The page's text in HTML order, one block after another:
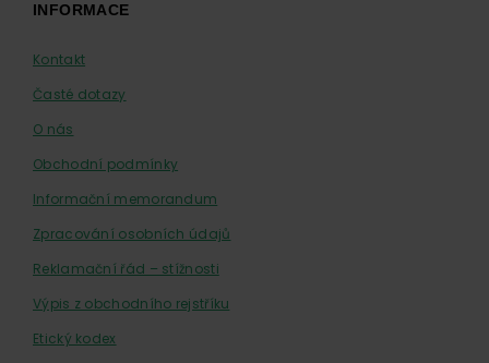
INFORMACE
Kontakt
Časté dotazy
O nás
Obchodní podmínky
Informační memorandum
Zpracování osobních údajů
Reklamační řád – stížnosti
Výpis z obchodního rejstříku
Etický kodex